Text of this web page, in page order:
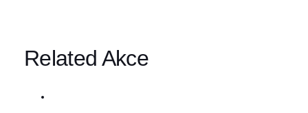
Related Akce